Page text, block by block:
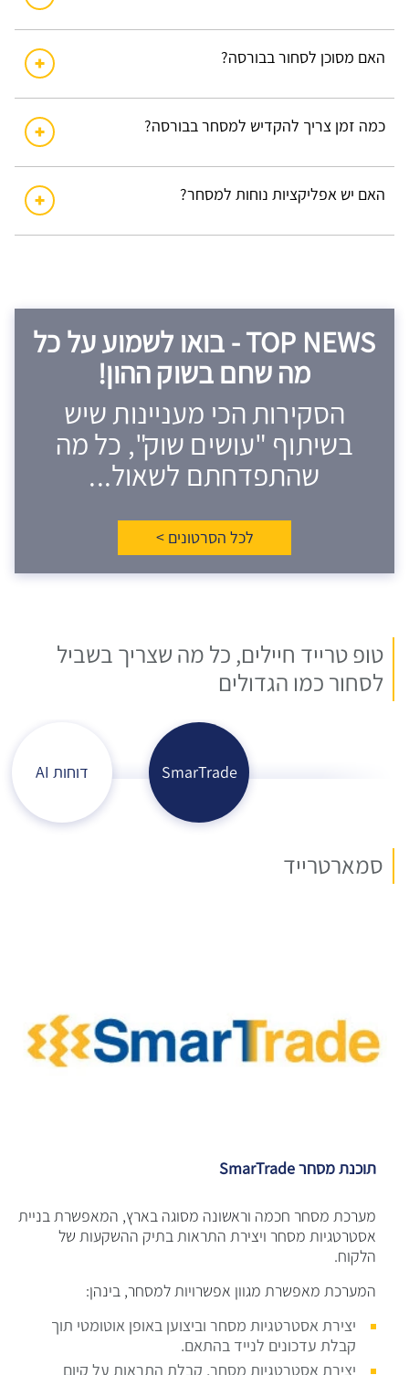
האם מסוכן לסחור בבורסה?
כמה זמן צריך להקדיש למסחר בבורסה?
האם יש אפליקציות נוחות למסחר?
TOP NEWS - בואו לשמוע על כל
מה שחם בשוק ההון!
הסקירות הכי מעניינות שיש
בשיתוף "עושים שוק", כל מה
שהתפדחתם לשאול...
לכל הסרטונים >
טופ טרייד חיילים, כל מה שצריך בשביל
לסחור כמו הגדולים
SmarTrade דוחות AI
סמארטרייד
תוכנת מסחר SmarTrade
​מערכת מסחר חכמה וראשונה מסוגה בארץ, המאפשרת בניית
אסטרטגיות מסחר ויצירת התראות בתיק ההשקעות של
הלקוח.
המערכת מאפשרת מגוון אפשרויות למסחר, בינהן:
יצירת אסטרטגיות מסחר וביצוען באופן אוטומטי תוך
קבלת עדכונים לנייד בהתאם.
יצירת אסטרטגיות מסחר, קבלת התראות על קיום